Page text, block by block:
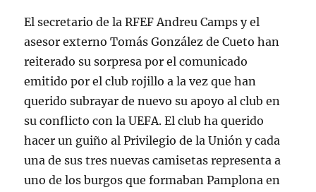
El secretario de la RFEF Andreu Camps y el
asesor externo Tomás González de Cueto han
reiterado su sorpresa por el comunicado
emitido por el club rojillo a la vez que han
querido subrayar de nuevo su apoyo al club en
su conflicto con la UEFA. El club ha querido
hacer un guiño al Privilegio de la Unión y cada
una de sus tres nuevas camisetas representa a
uno de los burgos que formaban Pamplona en